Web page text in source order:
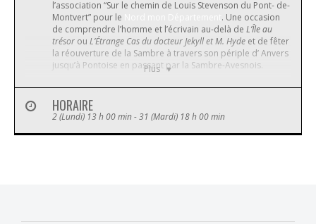
Plus
l’association “Sur le chemin de Louis Stevenson du Pont- de-
Montvert” pour le
. Une occasion
de comprendre l’homme et l’écrivain au-delà de L’Île au
trésor ou L’Étrange Cas du docteur Jekyll et M. Hyde et de fêter
la réouverture de la Sambre à travers son périple d’ Anvers
jusqu’à Pontoise en passant par la Sambre-Avesnois.
L’exposition est visible aux jours et horaires habituels
d’ouverture du musée.
HORAIRE
2 (Lundi) 13 h 00 min - 31 (Mardi) 18 h 00 min